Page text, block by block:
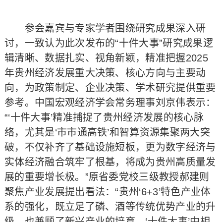
参会嘉宾与专家学者围绕研究成果深入研
讨，一致认为此次发布的“十件大事”研究成果逻
辑清晰、数据扎实、视角新颖，精准把握2025
年贵州经济发展重大决策、核心方向与主要动
向，为政策制定、企业决策、学术研究提供重要
参考。中国宏观经济学会常务理事刘京伟表示：
“‘十件大事’精准捕捉了贵州经济发展的核心脉
络，尤其是‘市市通高铁’和智算资源集聚两大突
破，不仅补齐了基础设施短板，更为数字经济与
实体经济融合筑牢了根基，将成为贵州高质量发
展的重要增长极。”原省委党校三级教授郝建则
聚焦产业发展提出看法：“贵州‘6+3’特色产业体
系的强化，既立足了磷、酒等传统优势产业的升